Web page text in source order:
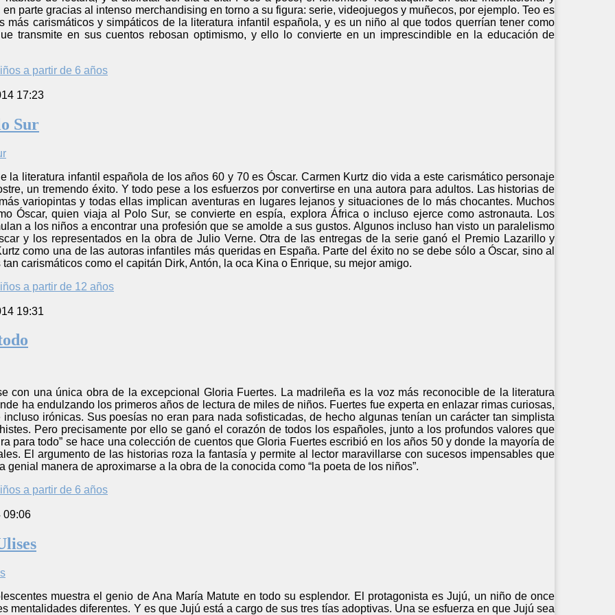
parte gracias al intenso merchandising en torno a su figura: serie, videojuegos y muñecos, por ejemplo. Teo es
más carismáticos y simpáticos de la literatura infantil española, y es un niño al que todos querrían tener como
transmite en sus cuentos rebosan optimismo, y ello lo convierte en un imprescindible en la educación de
a partir de 6 años
17:23
Sur
la literatura infantil española de los años 60 y 70 es Óscar. Carmen Kurtz dio vida a este carismático personaje
un tremendo éxito. Y todo pese a los esfuerzos por convertirse en una autora para adultos. Las historias de
variopintas y todas ellas implican aventuras en lugares lejanos y situaciones de lo más chocantes. Muchos
Óscar, quien viaja al Polo Sur, se convierte en espía, explora África o incluso ejerce como astronauta. Los
a los niños a encontrar una profesión que se amolde a sus gustos. Algunos incluso han visto un paralelismo
y los representados en la obra de Julio Verne. Otra de las entregas de la serie ganó el Premio Lazarillo y
como una de las autoras infantiles más queridas en España. Parte del éxito no se debe sólo a Óscar, sino al
carismáticos como el capitán Dirk, Antón, la oca Kina o Enrique, su mejor amigo.
a partir de 12 años
19:31
con una única obra de la excepcional Gloria Fuertes. La madrileña es la voz más reconocible de la literatura
ha endulzando los primeros años de lectura de miles de niños. Fuertes fue experta en enlazar rimas curiosas,
irónicas. Sus poesías no eran para nada sofisticadas, de hecho algunas tenían un carácter tan simplista
Pero precisamente por ello se ganó el corazón de todos los españoles, junto a los profundos valores que
para todo” se hace una colección de cuentos que Gloria Fuertes escribió en los años 50 y donde la mayoría de
El argumento de las historias roza la fantasía y permite al lector maravillarse con sucesos impensables que
genial manera de aproximarse a la obra de la conocida como “la poeta de los niños”.
a partir de 6 años
09:06
muestra el genio de Ana María Matute en todo su esplendor. El protagonista es Jujú, un niño de once
mentalidades diferentes. Y es que Jujú está a cargo de sus tres tías adoptivas. Una se esfuerza en que Jujú sea